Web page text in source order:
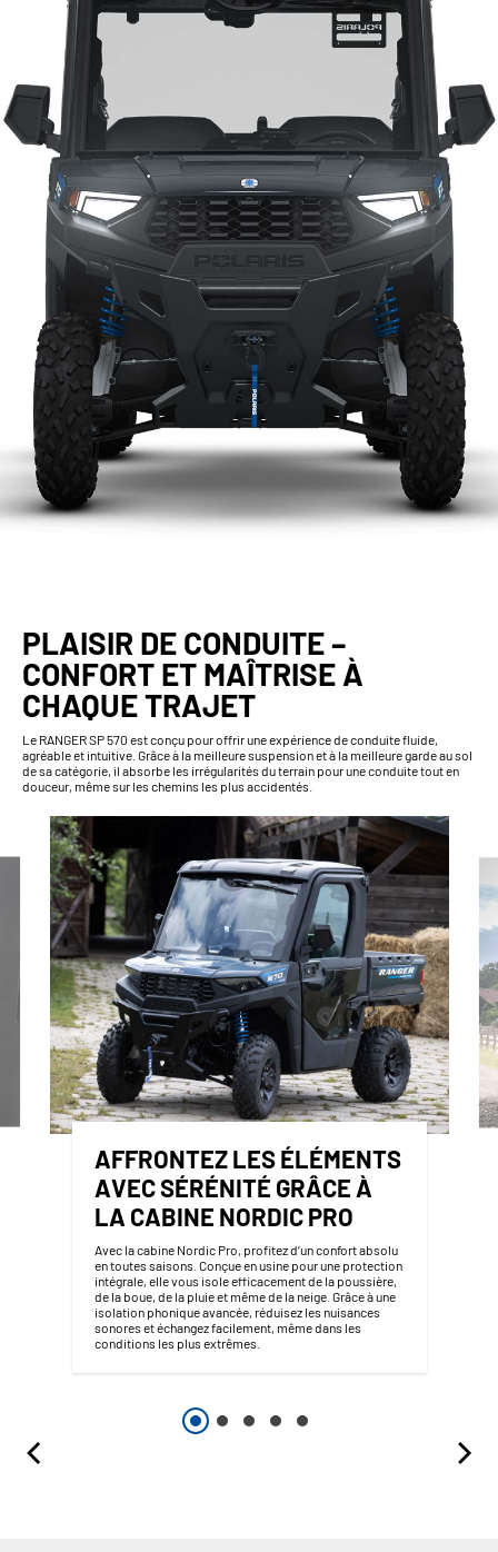
PLAISIR DE CONDUITE –
CONFORT ET MAÎTRISE À
CHAQUE TRAJET
Le RANGER SP 570 est conçu pour offrir une expérience de conduite fluide,
agréable et intuitive. Grâce à la meilleure suspension et à la meilleure garde au sol
de sa catégorie, il absorbe les irrégularités du terrain pour une conduite tout en
douceur, même sur les chemins les plus accidentés.
AFFRONTEZ LES ÉLÉMENTS
AVEC SÉRÉNITÉ GRÂCE À
LA CABINE NORDIC PRO
Avec la cabine Nordic Pro, profitez d’un confort absolu
en toutes saisons. Conçue en usine pour une protection
intégrale, elle vous isole efficacement de la poussière,
de la boue, de la pluie et même de la neige. Grâce à une
isolation phonique avancée, réduisez les nuisances
sonores et échangez facilement, même dans les
conditions les plus extrêmes.